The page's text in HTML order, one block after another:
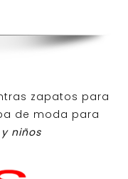
zapatos para
de moda para
niños